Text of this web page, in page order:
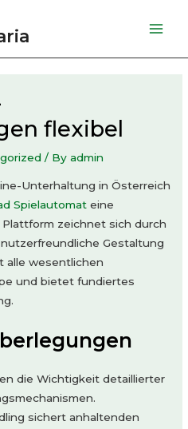
flexibel
/ Byadmin
Unterhaltung in Österreich
Spielautomat eine
zeichnet sich durch
Gestaltung
alle wesentlichen
und bietet fundiertes
die Wichtigkeit detaillierter
sichert anhaltenden